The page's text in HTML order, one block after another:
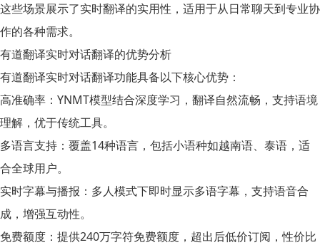
这些场景展示了实时翻译的实用性，适用于从日常聊天到专业协
作的各种需求。
有道翻译实时对话翻译的优势分析
有道翻译实时对话翻译功能具备以下核心优势：
高准确率 ：YNMT模型结合深度学习，翻译自然流畅，支持语境
理解，优于传统工具。
多语言支持 ：覆盖14种语言，包括小语种如越南语、泰语，适
合全球用户。
实时字幕与播报 ：多人模式下即时显示多语字幕，支持语音合
成，增强互动性。
免费额度 ：提供240万字符免费额度，超出后低价订阅，性价比